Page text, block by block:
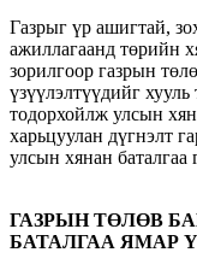
Газрыг үр ашигтай,
ажиллагаанд төрийн
зорилгоор газрын
үзүүлэлтүүдийг
тодорхойлж улсын
харьцуулан дүгнэлт
улсын хянан баталгаа
ГАЗРЫН ТӨЛӨВ
БАТАЛГАА ЯМАР